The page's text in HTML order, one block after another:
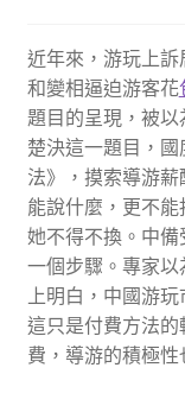
近年來，游玩上訴
和變相逼迫游客花
題目的呈現，被
楚決這一題目，
法》，摸索導游
能說什麼，更不能
她不得不換。中
一個步驟。專家
上明白，中國游玩
這只是付費方法的
費，導游的積極性